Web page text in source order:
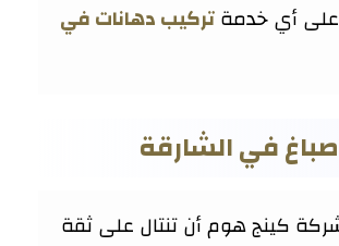
أي خدمةتركيب دهانات في
في الشارقة
كينج هوم أن تنتال على ثقة